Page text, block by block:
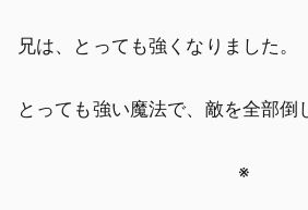
兄は、とっても強くなりました。
とっても強い魔法で、敵を全部倒
※